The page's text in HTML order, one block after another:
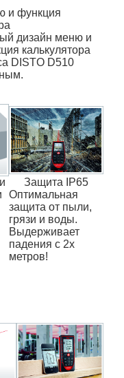
и функция
дизайн меню и
калькулятора
DISTO D510
Защита IP65
Оптимальная
защита от пыли,
грязи и воды.
Выдерживает
падения с 2х
метров!